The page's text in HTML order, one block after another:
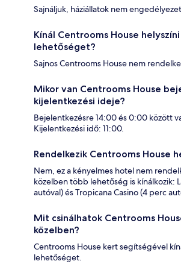
Sajnáljuk, háziállatok nem
Kínál Centrooms House
lehetőséget?
Sajnos Centrooms House nem
Mikor van Centrooms House
kijelentkezési ideje?
Bejelentkezésre 14:00 és 0:00 között
Kijelentkezési idő: 11:00.
Rendelkezik Centrooms House
Nem, ez a kényelmes hotel nem
közelben több lehetőség is kínálkozik:
autóval) és Tropicana Casino (4 perc
Mit csinálhatok Centrooms
közelben?
Centrooms House kert segítségével
lehetőséget.